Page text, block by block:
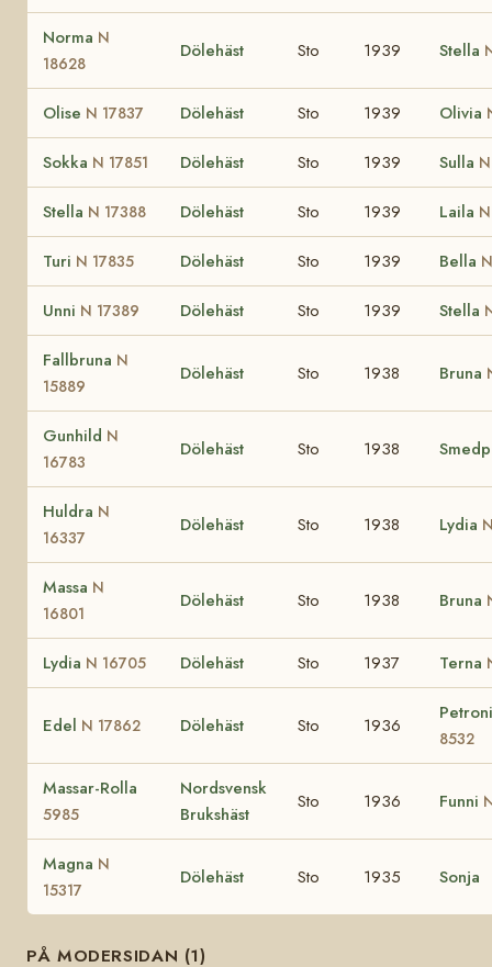
Norma N
18628
Dölehäst Sto 1939 Stella
Olise N 17837 Dölehäst Sto 1939 Olivia
Sokka N 17851 Dölehäst Sto 1939 Sulla
Stella N 17388 Dölehäst Sto 1939 Laila
Turi N 17835 Dölehäst Sto 1939 Bella
Unni N 17389 Dölehäst Sto 1939 Stella
Fallbruna N
15889
Dölehäst Sto 1938 Bruna
Gunhild N
16783
Dölehäst Sto 1938
Huldra N
16337
Dölehäst Sto 1938 Lydia
Massa N
16801
Dölehäst Sto 1938 Bruna
Lydia N 16705 Dölehäst Sto 1937 Terna
Edel N 17862 Dölehäst Sto 1936
8532
Massar-Rolla
5985
Nordsvensk
Brukshäst
Sto 1936 Funni
Magna N
15317
Dölehäst Sto 1935 Sonja
PÅ MODERSIDAN (1)